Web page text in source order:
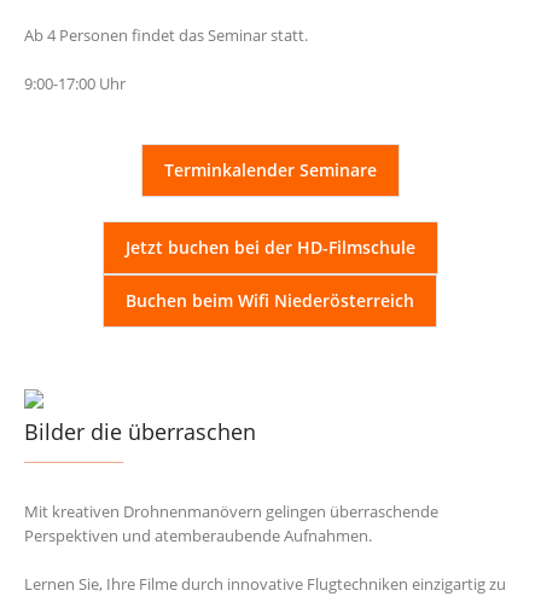
Ab 4 Personen findet das Seminar statt.
9:00-17:00 Uhr
Terminkalender Seminare
Jetzt buchen bei der HD-Filmschule
Buchen beim Wifi Niederösterreich
Bilder die überraschen
Mit kreativen Drohnenmanövern gelingen überraschende
Perspektiven und atemberaubende Aufnahmen.
Lernen Sie, Ihre Filme durch innovative Flugtechniken einzigartig zu